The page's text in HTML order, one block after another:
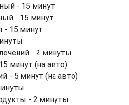
- 15 минут
- 15 минут
- 15 минут
- 2 минуты
минут (на авто)
- 5 минут (на авто)
- 2 минуты